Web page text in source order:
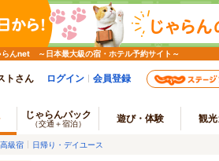
んnet ～日本最大級の宿・ホテル予約サイト～
トさん ログイン 会員登録
じゃらんパック
（交通＋宿泊） 遊び・体験 観
高級宿 日帰り・デイユース